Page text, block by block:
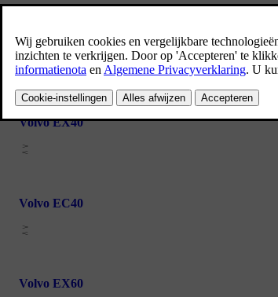
Volvo EX30
Volvo EX40
Volvo EC40
Volvo EX60